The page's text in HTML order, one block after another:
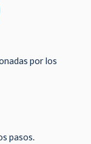
por los
pasos.